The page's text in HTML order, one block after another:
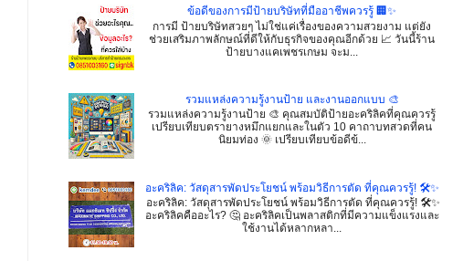
ข้อดีของการมีป้ายบริษัทที่มืออาชีพควรรู้ 🏢✨
การมี ป้ายบริษัทสวยๆ ไม่ใช่แค่เรื่องของความสวยงาม แต่ยัง
ช่วยเสริมภาพลักษณ์ที่ดีให้กับธุรกิจของคุณอีกด้วย 📈 วันนี้ร้าน
ป้ายบางแคเพชรเกษม จะม...
รวมแหล่งความรู้งานป้าย และงานออกแบบ 🎨
รวมแหล่งความรู้งานป้าย 🎨 คุณสมบัติป้ายอะคริลิคที่คุณควรรู้
เปรียบเทียบตรายางหมึกแยกและในตัว 10 คาถาบทสวดที่คน
นิยมท่อง 🌞 เปรียบเทียบข้อดีข้...
อะคริลิค: วัสดุสารพัดประโยชน์ พร้อมวิธีการตัด ที่คุณควรรู้! 🛠️✨
อะคริลิค: วัสดุสารพัดประโยชน์ พร้อมวิธีการตัด ที่คุณควรรู้! 🛠️✨
อะคริลิคคืออะไร? 🤔 อะคริลิคเป็นพลาสติกที่มีความแข็งแรงและ
ใช้งานได้หลากหลา...